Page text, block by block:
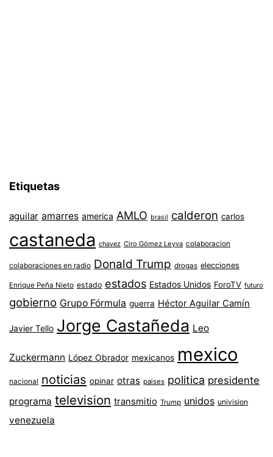
Etiquetas
aguilar amarres america AMLO brasil calderon carlos
castaneda chavez Ciro Gómez Leyva colaboracion
colaboraciones en radio Donald Trump drogas elecciones
Enrique Peña Nieto estado estados Estados Unidos ForoTV futuro
gobierno Grupo Fórmula guerra Héctor Aguilar Camín
Javier Tello Jorge Castañeda Leo
Zuckermann López Obrador mexicanos mexico
nacional noticias opinar otras paises politica presidente
programa television transmitio Trump unidos univision
venezuela